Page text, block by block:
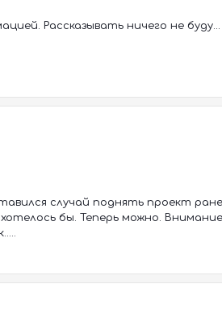
Рассказывать ничего не
случай поднять проект
хотелось бы. Теперь можно.